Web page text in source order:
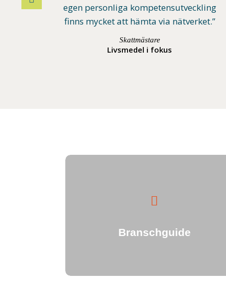
egen personliga kompetensutveckling
finns mycket att hämta via nätverket.”
Skattmästare
Livsmedel i fokus
Branschguide